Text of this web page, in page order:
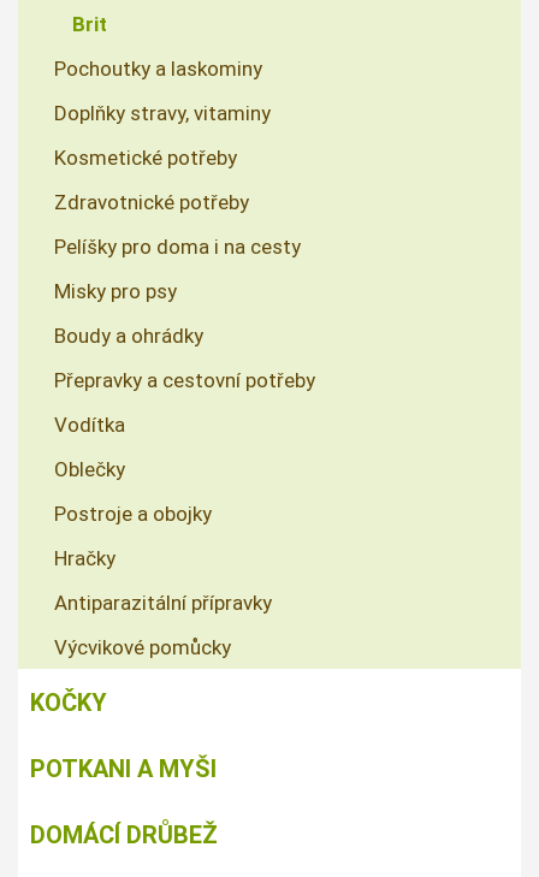
Brit
Pochoutky a laskominy
Doplňky stravy, vitaminy
Kosmetické potřeby
Zdravotnické potřeby
Pelíšky pro doma i na cesty
Misky pro psy
Boudy a ohrádky
Přepravky a cestovní potřeby
Vodítka
Oblečky
Postroje a obojky
Hračky
Antiparazitální přípravky
Výcvikové pomůcky
KOČKY
POTKANI A MYŠI
DOMÁCÍ DRŮBEŽ